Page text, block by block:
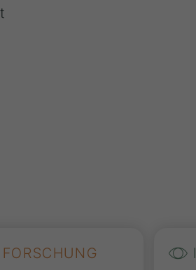
FORSCHUNG